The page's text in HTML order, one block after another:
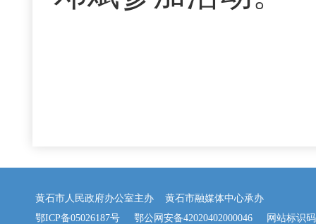
黄石市人民政府办公室主办 黄石市融媒体中心承办
鄂ICP备05026187号
鄂公网安备42020402000046 网站标识码